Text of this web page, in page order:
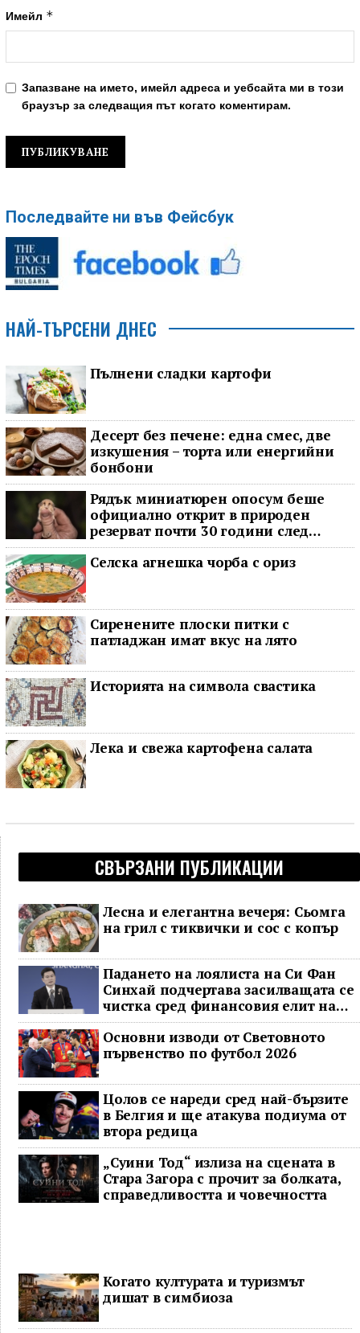
Имейл *
Запазване на името, имейл адреса и уебсайта ми в този
браузър за следващия път когато коментирам.
Последвайте ни във Фейсбук
НАЙ-ТЪРСЕНИ ДНЕС
Пълнени сладки картофи
Десерт без печене: една смес, две
изкушения – торта или енергийни
бонбони
Рядък миниатюрен опосум беше
официално открит в природен
резерват почти 30 години след
последното му наблюдение
Селска агнешка чорба с ориз
Сиренените плоски питки с
патладжан имат вкус на лято
Историята на символа свастика
Лека и свежа картофена салата
СВЪРЗАНИ ПУБЛИКАЦИИ
Лесна и елегантна вечеря: Сьомга
на грил с тиквички и сос с копър
Падането на лоялиста на Си Фан
Синхай подчертава засилващата се
чистка сред финансовия елит на
Китай
Основни изводи от Световното
първенство по футбол 2026
Цолов се нареди сред най-бързите
в Белгия и ще атакува подиума от
втора редица
„Суини Тод“ излиза на сцената в
Стара Загора с прочит за болката,
справедливостта и човечността
Когато културата и туризмът
дишат в симбиоза